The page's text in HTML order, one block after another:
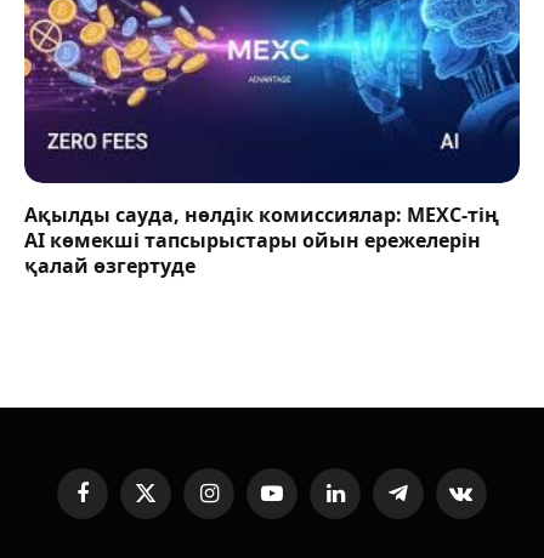
Ақылды сауда, нөлдік комиссиялар: MEXC-тің
AI көмекші тапсырыстары ойын ережелерін
қалай өзгертуде
FacebookX
(Twitter)
InstagramYouTubeLinkedInTelegramVKontakte